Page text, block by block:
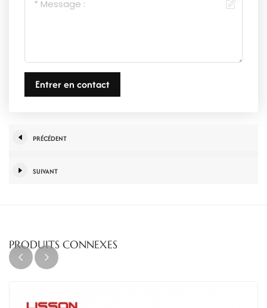
Entrer en contact
PRÉCÉDENT
SUIVANT
PRODUITS CONNEXES